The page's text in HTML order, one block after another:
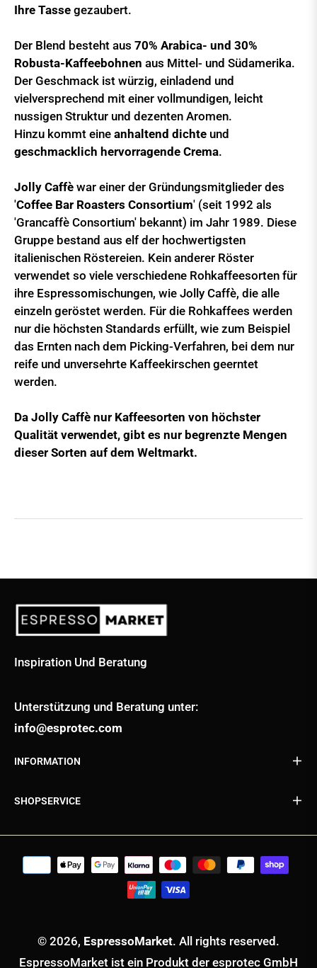
Ihre Tasse gezaubert.
Der Blend besteht aus 70% Arabica- und 30%
Robusta-Kaffeebohnen aus Mittel- und Südamerika.
Der Geschmack ist würzig, einladend und
vielversprechend mit einer vollmundigen, leicht
nussigen Struktur und dezenten Aromen.
Hinzu kommt eine anhaltend dichte und
geschmacklich hervorragende Crema.
Jolly Caffè war einer der Gründungsmitglieder des
'Coffee Bar Roasters Consortium' (seit 1992 als
'Grancaffè Consortium' bekannt) im Jahr 1989. Diese
Gruppe bestand aus elf der hochwertigsten
italienischen Röstereien. Kein anderer Röster
verwendet so viele verschiedene Rohkaffeesorten für
ihre Espressomischungen, wie Jolly Caffè, die alle
einzeln geröstet werden. Für die Rohkaffees werden
nur die höchsten Standards erfüllt, wie zum Beispiel
das Ernten nach dem Picking-Verfahren, bei dem nur
reife und unversehrte Kaffeekirschen geerntet
werden.
Da Jolly Caffè nur Kaffeesorten von höchster
Qualität verwendet, gibt es nur begrenzte Mengen
dieser Sorten auf dem Weltmarkt.
Inspiration Und Beratung
Unterstützung und Beratung unter:
info@esprotec.com
INFORMATION
SHOPSERVICE
© 2026, EspressoMarket. All rights reserved.
EspressoMarket ist ein Produkt der esprotec GmbH